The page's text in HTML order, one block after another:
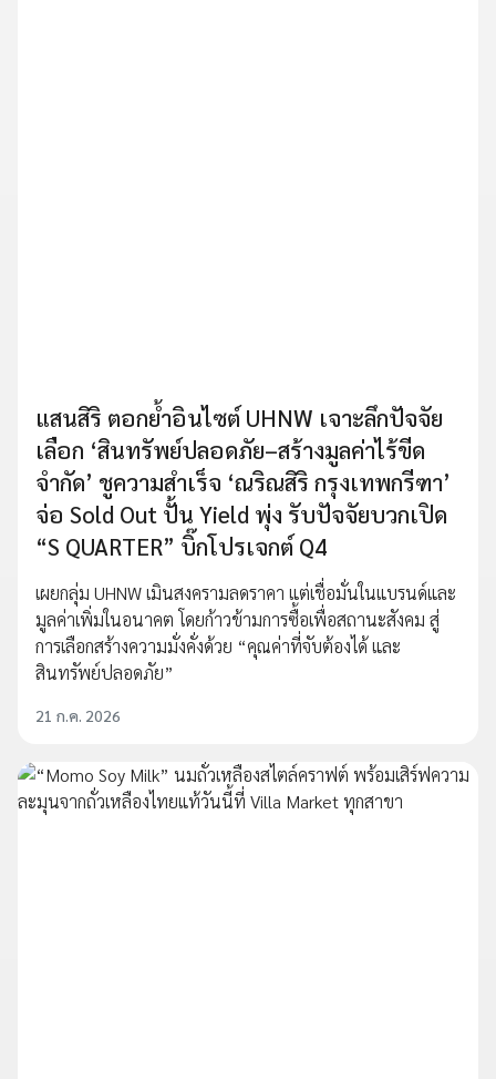
แสนสิริ ตอกย้ำอินไซต์ UHNW เจาะลึกปัจจัย
เลือก ‘สินทรัพย์ปลอดภัย–สร้างมูลค่าไร้ขีด
จำกัด’ ชูความสำเร็จ ‘ณริณสิริ กรุงเทพกรีฑา’
จ่อ Sold Out ปั้น Yield พุ่ง รับปัจจัยบวกเปิด
“S QUARTER” บิ๊กโปรเจกต์ Q4
เผยกลุ่ม UHNW เมินสงครามลดราคา แต่เชื่อมั่นในแบรนด์และ
มูลค่าเพิ่มในอนาคต โดยก้าวข้ามการซื้อเพื่อสถานะสังคม สู่
การเลือกสร้างความมั่งคั่งด้วย “คุณค่าที่จับต้องได้ และ
สินทรัพย์ปลอดภัย”
21 ก.ค. 2026